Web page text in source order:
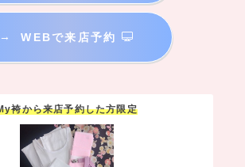
→ WEBで来店予約
袴から来店予約した方限定